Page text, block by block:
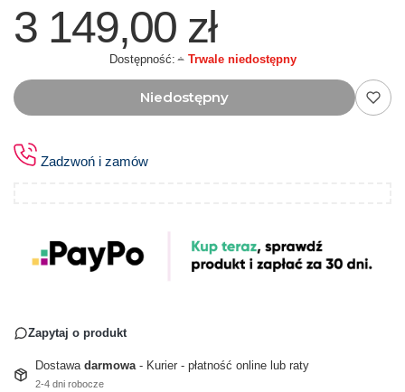
3 149,00 zł
Dostępność: Trwale niedostępny
Niedostępny
Zadzwoń i zamów
Zapytaj o produkt
Dostawa darmowa - Kurier - płatność online lub raty
2-4 dni robocze